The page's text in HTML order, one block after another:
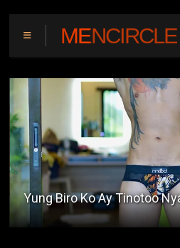
MENCIRCLE
Linisin Mo Ang Tubo Ko